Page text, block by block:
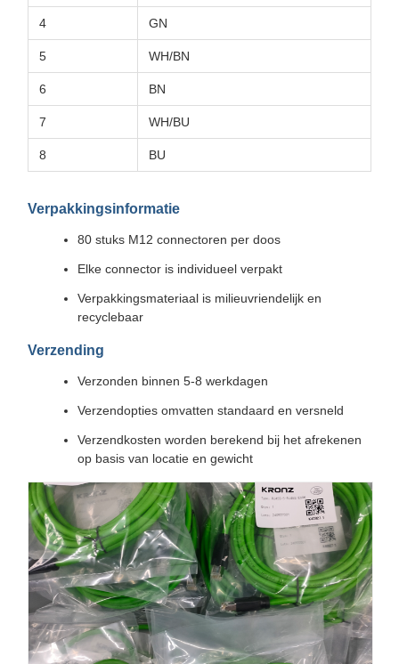
4 GN
5 WH/BN
6 BN
7 WH/BU
8 BU
Verpakkingsinformatie
80 stuks M12 connectoren per doos
Elke connector is individueel verpakt
Verpakkingsmateriaal is milieuvriendelijk en
recyclebaar
Verzending
Verzonden binnen 5-8 werkdagen
Verzendopties omvatten standaard en versneld
Verzendkosten worden berekend bij het afrekenen
op basis van locatie en gewicht